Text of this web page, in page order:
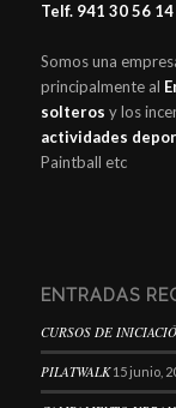
Telf. 941 30 56 14
Somos una
principalmente al
solteros y los
actividades
Paintball etc
ENTRADAS
CURSOS DE
PILATWALK 15 junio,